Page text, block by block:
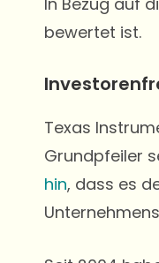
bewertet ist.
Texas
Grundpfeiler
hin, dass es